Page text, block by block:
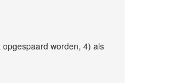
worden, 4) als